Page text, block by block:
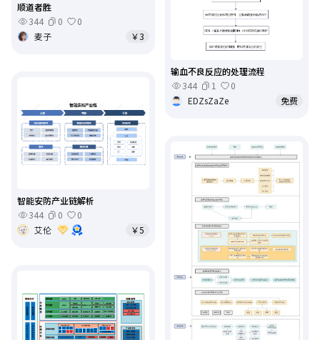
顺道者胜
344
0
0
麦子
￥3
输血不良反应的处理流程
344
1
0
EDZsZaZe
免费
智能安防产业链解析
344
0
0
艾伦
￥5